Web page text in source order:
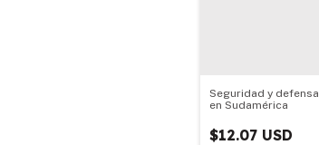
Seguridad y defensa
en Sudamérica
$12.07 USD